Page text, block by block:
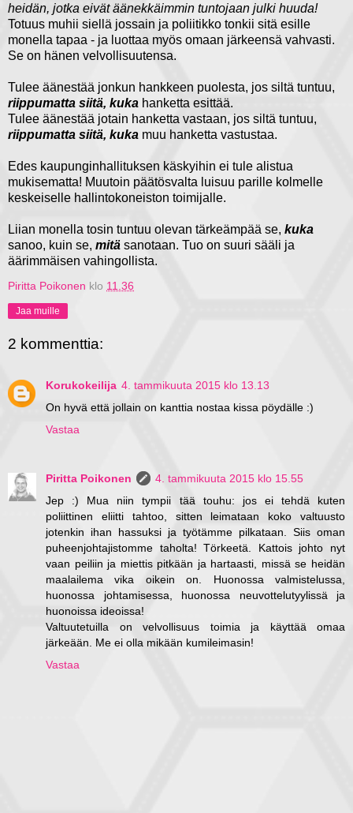
heidän, jotka eivät äänekkäimmin tuntojaan julki huuda!
Totuus muhii siellä jossain ja poliitikko tonkii sitä esille
monella tapaa - ja luottaa myös omaan järkeensä vahvasti.
Se on hänen velvollisuutensa.
Tulee äänestää jonkun hankkeen puolesta, jos siltä tuntuu,
riippumatta siitä, kuka hanketta esittää.
Tulee äänestää jotain hanketta vastaan, jos siltä tuntuu,
riippumatta siitä, kuka muu hanketta vastustaa.
Edes kaupunginhallituksen käskyihin ei tule alistua
mukisematta! Muutoin päätösvalta luisuu parille kolmelle
keskeiselle hallintokoneiston toimijalle.
Liian monella tosin tuntuu olevan tärkeämpää se, kuka
sanoo, kuin se, mitä sanotaan. Tuo on suuri sääli ja
äärimmäisen vahingollista.
Piritta Poikonen klo 11.36
Jaa muille
2 kommenttia:
Korukokeilija 4. tammikuuta 2015 klo 13.13
On hyvä että jollain on kanttia nostaa kissa pöydälle :)
Vastaa
Piritta Poikonen
4. tammikuuta 2015 klo 15.55
Jep :) Mua niin tympii tää touhu: jos ei tehdä kuten
poliittinen eliitti tahtoo, sitten leimataan koko valtuusto
jotenkin ihan hassuksi ja työtämme pilkataan. Siis oman
puheenjohtajistomme taholta! Törkeetä. Kattois johto nyt
vaan peiliin ja miettis pitkään ja hartaasti, missä se heidän
maalailema vika oikein on. Huonossa valmistelussa,
huonossa johtamisessa, huonossa neuvottelutyylissä ja
huonoissa ideoissa!
Valtuutetuilla on velvollisuus toimia ja käyttää omaa
järkeään. Me ei olla mikään kumileimasin!
Vastaa